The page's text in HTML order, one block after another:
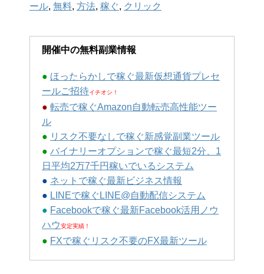
ール, 無料, 方法, 稼ぐ, クリック
開催中の無料副業情報
● ほったらかしで稼ぐ最新仮想通貨プレセ
ールご招待イチオシ！
● 転売で稼ぐAmazon自動転売高性能ツー
ル
● リスク不要なしで稼ぐ新感覚副業ツール
● バイナリーオプションで稼ぐ最短2分、1
日平均2万7千円稼いでいるシステム
● ネットで稼ぐ最新ビジネス情報
● LINEで稼ぐLINE@自動配信システム
● Facebookで稼ぐ最新Facebook活用ノウ
ハウ安定実績！
● FXで稼ぐリスク不要のFX最新ツール